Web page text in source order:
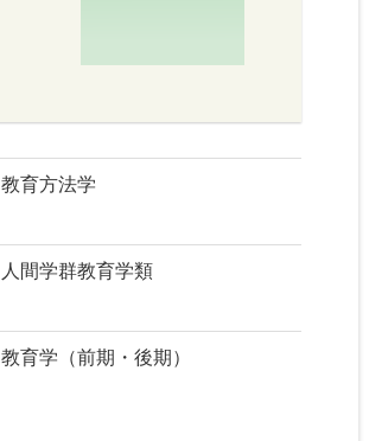
教育方法学
人間学群教育学類
教育学（前期・後期）